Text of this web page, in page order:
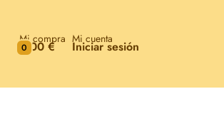
0
Mi compra
0,00 € Mi cuenta
Iniciar sesión